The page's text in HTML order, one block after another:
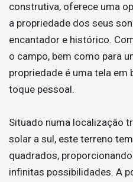
construtiva, oferece uma
a propriedade dos seus
encantador e histórico.
o campo, bem como para
propriedade é uma tela em
toque pessoal.
Situado numa localização
solar a sul, este terreno
quadrados,
infinitas possibilidades. A